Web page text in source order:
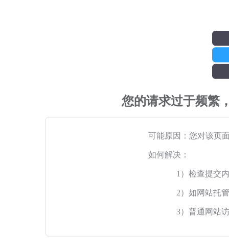
您的请求过于频繁
可能原因：您对该页
如何解决：
1）检查提交
2）如网站托
3）普通网站